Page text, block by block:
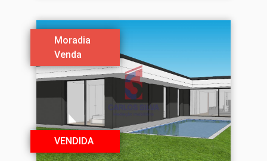
Moradia
Venda
VENDIDA